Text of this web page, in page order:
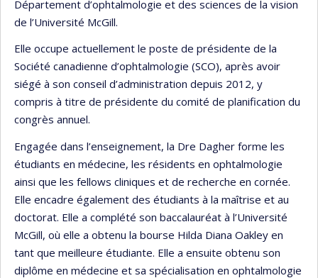
Département d’ophtalmologie et des sciences de la vision
de l’Université McGill.
Elle occupe actuellement le poste de présidente de la
Société canadienne d’ophtalmologie (SCO), après avoir
siégé à son conseil d’administration depuis 2012, y
compris à titre de présidente du comité de planification du
congrès annuel.
Engagée dans l’enseignement, la Dre Dagher forme les
étudiants en médecine, les résidents en ophtalmologie
ainsi que les fellows cliniques et de recherche en cornée.
Elle encadre également des étudiants à la maîtrise et au
doctorat. Elle a complété son baccalauréat à l’Université
McGill, où elle a obtenu la bourse Hilda Diana Oakley en
tant que meilleure étudiante. Elle a ensuite obtenu son
diplôme en médecine et sa spécialisation en ophtalmologie